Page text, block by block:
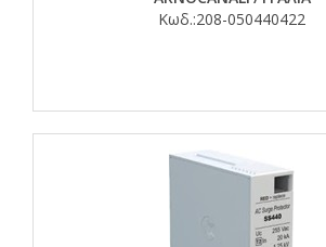
Κωδ.:208-050440422